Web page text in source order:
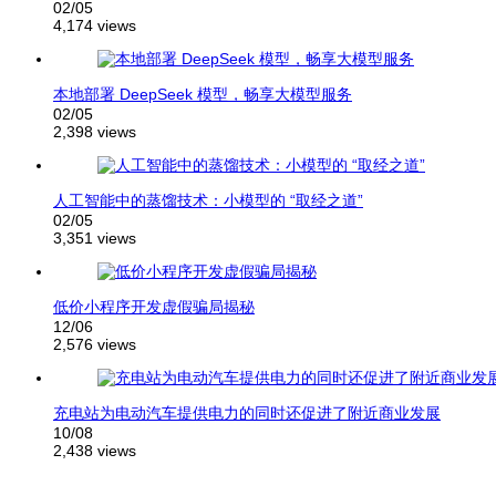
02/05
4,174 views
本地部署 DeepSeek 模型，畅享大模型服务
02/05
2,398 views
人工智能中的蒸馏技术：小模型的 “取经之道”
02/05
3,351 views
低价小程序开发虚假骗局揭秘
12/06
2,576 views
充电站为电动汽车提供电力的同时还促进了附近商业发展
10/08
2,438 views